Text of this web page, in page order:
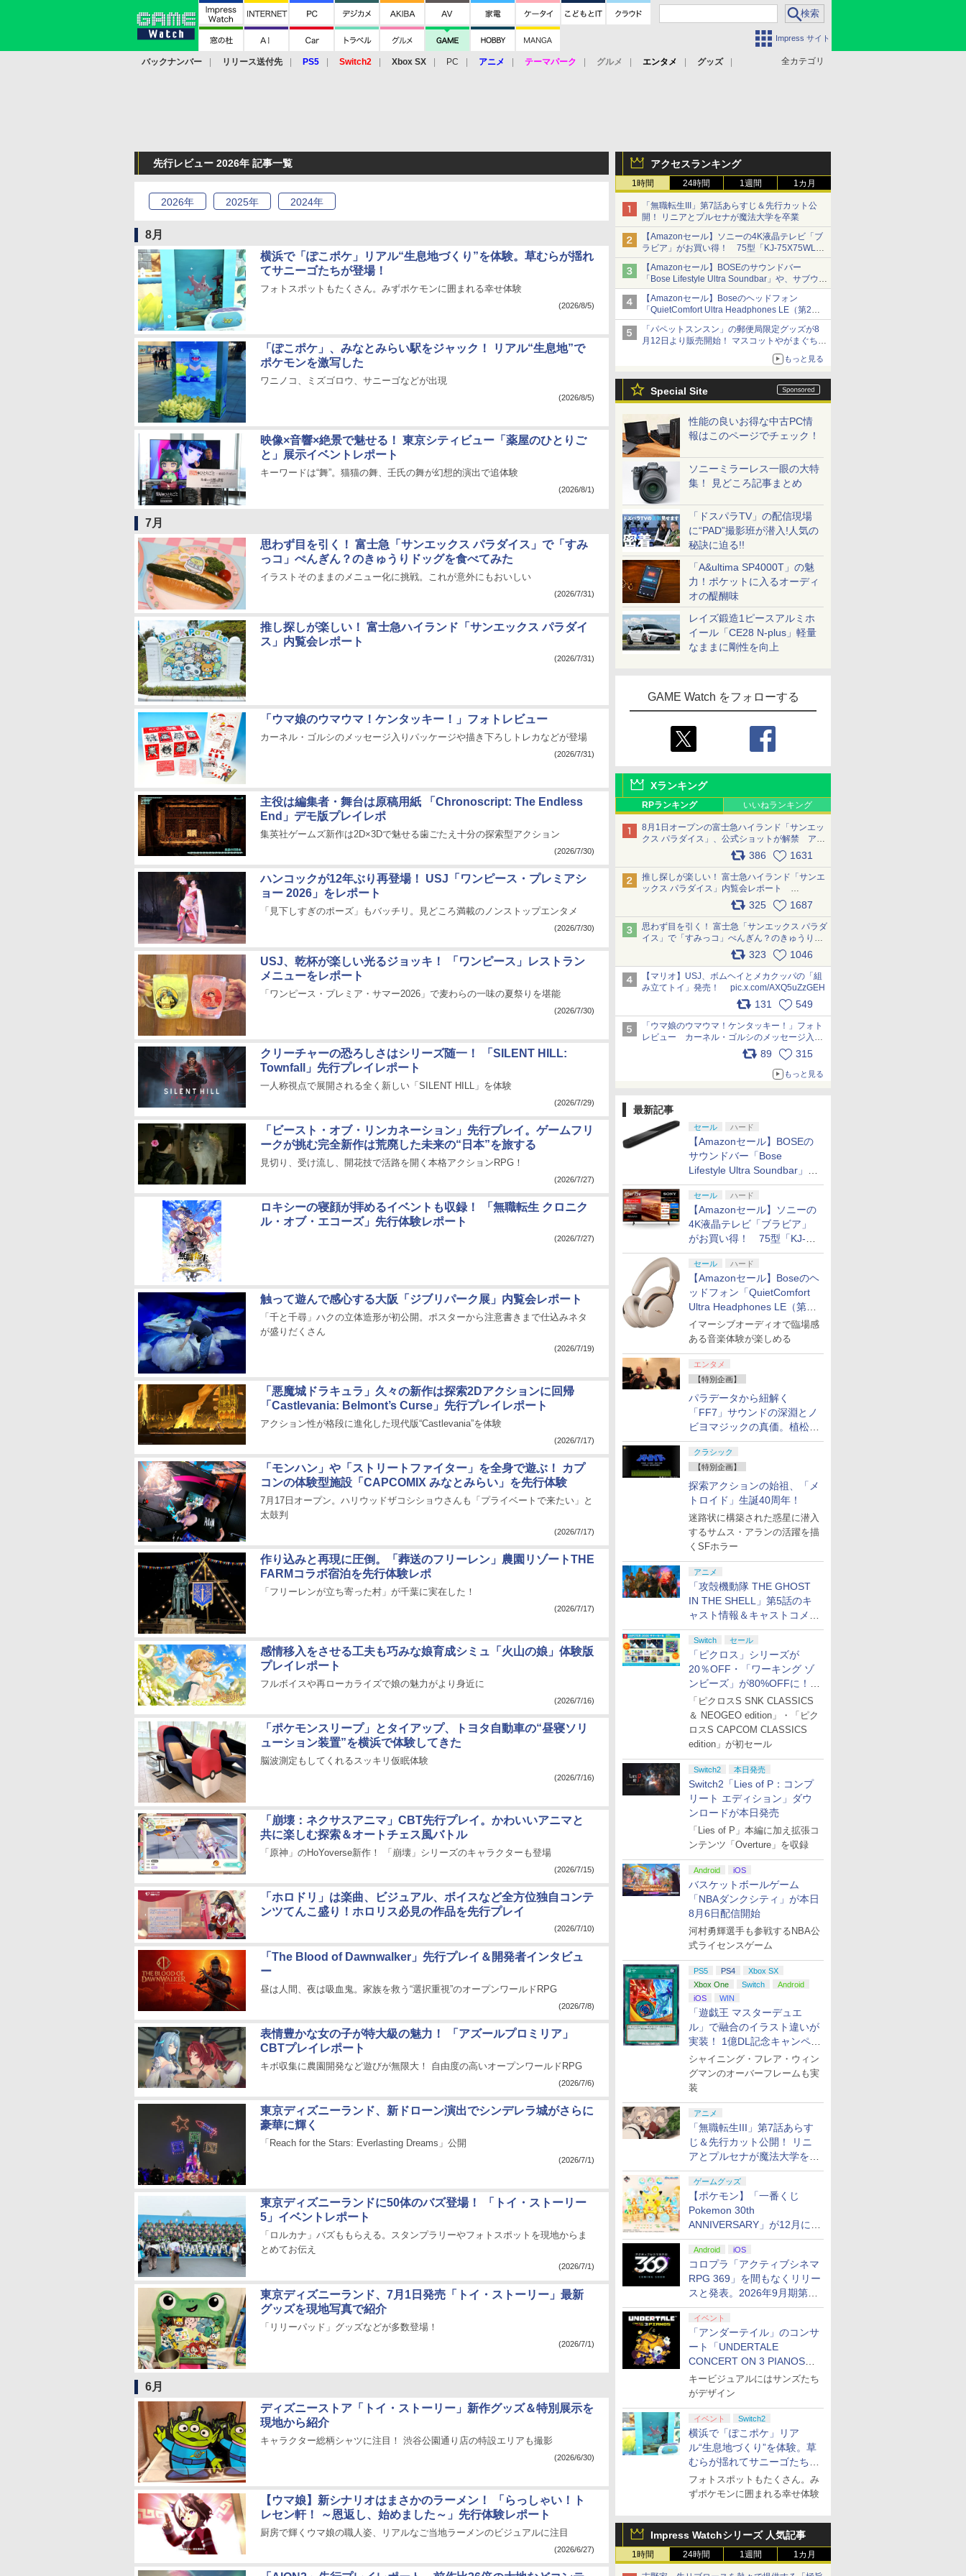
Impress サイト
全カテゴリ
バックナンバー リリース送付先 PS5 Switch2 Xbox SX PC アニメ テーマパーク グルメ エンタメ
グッズ
アクセスランキング
1時間 24時間 1週間 1カ月
「無職転生III」第7話あらすじ＆先行カット公
開！ リニアとプルセナが魔法大学を卒業
【Amazonセール】ソニーの4K液晶テレビ「ブ
ラビア」がお買い得！ 75型「KJ-75X75WL」
などラインナップ
【Amazonセール】BOSEのサウンドバー
「Bose Lifestyle Ultra Soundbar」や、サブウー
ファー「Bose Lifestyle Ultra Subwoofer」など
お買い得！
【Amazonセール】Boseのヘッドフォン
「QuietComfort Ultra Headphones LE（第2世
代）」などお買い得価格で登場
イマーシブオーディオで臨場感ある音楽体験が
楽しめる
「パペットスンスン」の郵便局限定グッズが8
月12日より販売開始！ マスコットやがまぐち、
もっと見る
Special Site
性能の良いお得な中古PC情
報はこのページでチェック！
ソニーミラーレス一眼の大特
集！ 見どころ記事まとめ
「ドスパラTV」の配信現場
に“PAD”撮影班が潜入!人気の
秘訣に迫る!!
「A&ultima SP4000T」の魅
力！ポケットに入るオーディ
オの醍醐味
レイズ鍛造1ピースアルミホ
イール「CE28 N-plus」軽量
なままに剛性を向上
GAME Watch をフォローする
Xランキング
RPランキング いいねランキング
8月1日オープンの富士急ハイランド「サンエッ
クス パラダイス」、公式ショットが解禁 アト
ラクション、メニュー、グッズ写真を一覧で紹
介 pic.x.com/bDYkq8oRFu
386 1631
推し探しが楽しい！ 富士急ハイランド「サンエ
ックス パラダイス」内覧会レポート
325 1687
思わず目を引く！ 富士急「サンエックス パラダ
イス」で「すみっコ」ぺんぎん？のきゅうりド
ッグを食べてみた イラストそのままのメニュ
ー化に挑戦。これが意外にもおいしい
pic.x.com/Kgl04hZaeg
323 1046
【マリオ】USJ、ボムヘイとメカクッパの「組
み立てトイ」発売！ pic.x.com/AXQ5uZzGEH
131 549
「ウマ娘のウマウマ！ケンタッキー！」フォト
レビュー カーネル・ゴルシのメッセージ入り
パッケージや描き下ろしトレカなどが登場
89 315
もっと見る
最新記事
セール ハード
【Amazonセール】BOSEの
サウンドバー「Bose
Lifestyle Ultra Soundbar」
や、サブウーファー「Bose
Lifestyle Ultra Subwoofer」
などお買い得！
セール ハード
【Amazonセール】ソニーの
4K液晶テレビ「ブラビア」
がお買い得！ 75型「KJ-
75X75WL」などラインナッ
プ
セール ハード
【Amazonセール】Boseのヘ
ッドフォン「QuietComfort
Ultra Headphones LE（第2
世代）」などお買い得価格で
登場
イマーシブオーディオで臨場感
ある音楽体験が楽しめる
エンタメ
【特別企画】
パラデータから紐解く
「FF7」サウンドの深淵とノ
ビヨマジックの真価。植松伸
夫氏による「ff vol.7」一挙レ
ポート
クラシック
【特別企画】
探索アクションの始祖、「メ
トロイド」生誕40周年！
迷路状に構築された惑星に潜入
するサムス・アランの活躍を描
くSFホラー
アニメ
「攻殻機動隊 THE GHOST
IN THE SHELL」第5話のキ
ャスト情報＆キャストコメン
ト、エンドカードを公開！
Switch セール
「ピクロス」シリーズが
20％OFF・「ワーキング ゾ
ンビーズ」が80%OFFに！
「ジュピターサマーセール
2026」開催
「ピクロスS SNK CLASSICS
＆ NEOGEO edition」・「ピク
ロスS CAPCOM CLASSICS
edition」が初セール
Switch2 本日発売
Switch2「Lies of P：コンプ
リート エディション」ダウ
ンロードが本日発売
「Lies of P」本編に加え拡張コ
ンテンツ「Overture」を収録
Android iOS
バスケットボールゲーム
「NBAダンクシティ」が本日
8月6日配信開始
河村勇輝選手も参戦するNBA公
式ライセンスゲーム
PS5 PS4
Xbox SX
Xbox One
Switch
Android
iOS
WIN
「遊戯王 マスターデュエ
ル」で融合のイラスト違いが
実装！ 1億DL記念キャンペー
ン開催
シャイニング・フレア・ウィン
グマンのオーバーフレームも実
装
アニメ
「無職転生III」第7話あらす
じ＆先行カット公開！ リニ
アとプルセナが魔法大学を卒
業
ゲームグッズ
【ポケモン】「一番くじ
Pokemon 30th
ANNIVERSARY」が12月に再
販決定！ ピカチュウたちの
ぬいぐるみが当たる
Android iOS
コロプラ「アクティブシネマ
RPG 369」を間もなくリリー
スと発表。2026年9月期第3
四半期決算にて
イベント
「アンダーテイル」のコンサ
ート「UNDERTALE
CONCERT ON 3 PIANOS」
のチケット情報が公開
キービジュアルにはサンズたち
がデザイン
イベント Switch2
横浜で「ぽこポケ」リア
ル“生息地づくり”を体験。草
むらが揺れてサニーゴたちが
登場！
フォトスポットもたくさん。み
ずポケモンに囲まれる幸せ体験
Impress Watchシリーズ 人気記事
1時間 24時間 1週間 1カ月
先行レビュー 2026年 記事一覧
2026年 2025年 2024年
8月
横浜で「ぽこポケ」リアル“生息地づくり”を体験。草むらが揺れ
てサニーゴたちが登場！
フォトスポットもたくさん。みずポケモンに囲まれる幸せ体験
(2026/8/5)
「ぽこポケ」、みなとみらい駅をジャック！ リアル“生息地”で
ポケモンを激写した
ワニノコ、ミズゴロウ、サニーゴなどが出現
(2026/8/5)
映像×音響×絶景で魅せる！ 東京シティビュー「薬屋のひとりご
と」展示イベントレポート
キーワードは“舞”。猫猫の舞、壬氏の舞が幻想的演出で追体験
(2026/8/1)
7月
思わず目を引く！ 富士急「サンエックス パラダイス」で「すみ
っコ」ぺんぎん？のきゅうりドッグを食べてみた
イラストそのままのメニュー化に挑戦。これが意外にもおいしい
(2026/7/31)
推し探しが楽しい！ 富士急ハイランド「サンエックス パラダイ
ス」内覧会レポート
(2026/7/31)
「ウマ娘のウマウマ！ケンタッキー！」フォトレビュー
カーネル・ゴルシのメッセージ入りパッケージや描き下ろしトレカなどが登場
(2026/7/31)
主役は編集者・舞台は原稿用紙 「Chronoscript: The Endless
End」デモ版プレイレポ
集英社ゲームズ新作は2D×3Dで魅せる歯ごたえ十分の探索型アクション
(2026/7/30)
ハンコックが12年ぶり再登場！ USJ「ワンピース・プレミアシ
ョー 2026」をレポート
「見下しすぎのポーズ」もバッチリ。見どころ満載のノンストップエンタメ
(2026/7/30)
USJ、乾杯が楽しい光るジョッキ！ 「ワンピース」レストラン
メニューをレポート
「ワンピース・プレミア・サマー2026」で麦わらの一味の夏祭りを堪能
(2026/7/30)
クリーチャーの恐ろしさはシリーズ随一！ 「SILENT HILL:
Townfall」先行プレイレポート
一人称視点で展開される全く新しい「SILENT HILL」を体験
(2026/7/29)
「ビースト・オブ・リンカネーション」先行プレイ。ゲームフリ
ークが挑む完全新作は荒廃した未来の“日本”を旅する
見切り、受け流し、開花技で活路を開く本格アクションRPG！
(2026/7/27)
ロキシーの寝顔が拝めるイベントも収録！ 「無職転生 クロニク
ル・オブ・エコーズ」先行体験レポート
(2026/7/27)
触って遊んで感心する大阪「ジブリパーク展」内覧会レポート
「千と千尋」ハクの立体造形が初公開。ポスターから注意書きまで仕込みネタ
が盛りだくさん
(2026/7/19)
「悪魔城ドラキュラ」久々の新作は探索2Dアクションに回帰
「Castlevania: Belmont’s Curse」先行プレイレポート
アクション性が格段に進化した現代版“Castlevania”を体験
(2026/7/17)
「モンハン」や「ストリートファイター」を全身で遊ぶ！ カプ
コンの体験型施設「CAPCOMIX みなとみらい」を先行体験
7月17日オープン。ハリウッドザコシショウさんも「プライベートで来たい」と
太鼓判
(2026/7/17)
作り込みと再現に圧倒。「葬送のフリーレン」農園リゾートTHE
FARMコラボ宿泊を先行体験レポ
「フリーレンが立ち寄った村」が千葉に実在した！
(2026/7/17)
感情移入をさせる工夫も巧みな娘育成シミュ「火山の娘」体験版
プレイレポート
フルボイスや再ローカライズで娘の魅力がより身近に
(2026/7/16)
「ポケモンスリープ」とタイアップ、トヨタ自動車の“昼寝ソリ
ューション装置”を横浜で体験してきた
脳波測定もしてくれるスッキリ仮眠体験
(2026/7/16)
「崩壊：ネクサスアニマ」CBT先行プレイ。かわいいアニマと
共に楽しむ探索＆オートチェス風バトル
「原神」のHoYoverse新作！ 「崩壊」シリーズのキャラクターも登場
(2026/7/15)
「ホロドリ」は楽曲、ビジュアル、ボイスなど全方位独自コンテ
ンツてんこ盛り！ホロリス必見の作品を先行プレイ
(2026/7/10)
「The Blood of Dawnwalker」先行プレイ＆開発者インタビュ
ー
昼は人間、夜は吸血鬼。家族を救う“選択重視”のオープンワールドRPG
(2026/7/8)
表情豊かな女の子が特大級の魅力！ 「アズールプロミリア」
CBTプレイレポート
キボ収集に農園開発など遊びが無限大！ 自由度の高いオープンワールドRPG
(2026/7/6)
東京ディズニーランド、新ドローン演出でシンデレラ城がさらに
豪華に輝く
「Reach for the Stars: Everlasting Dreams」公開
(2026/7/1)
東京ディズニーランドに50体のバズ登場！ 「トイ・ストーリー
5」イベントレポート
「ロルカナ」バズももらえる。スタンプラリーやフォトスポットを現地からま
とめてお伝え
(2026/7/1)
東京ディズニーランド、7月1日発売「トイ・ストーリー」最新
グッズを現地写真で紹介
「リリーパッド」グッズなどが多数登場！
(2026/7/1)
6月
ディズニーストア「トイ・ストーリー」新作グッズ＆特別展示を
現地から紹介
キャラクター総柄シャツに注目！ 渋谷公園通り店の特設エリアも撮影
(2026/6/30)
【ウマ娘】新シナリオはまさかのラーメン！ 「らっしゃい！ト
レセン軒！ ～恩返し、始めました～」先行体験レポート
厨房で輝くウマ娘の職人姿、リアルなご当地ラーメンのビジュアルに注目
(2026/6/27)